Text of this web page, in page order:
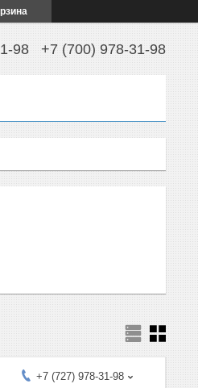
98 +7 (700) 978-31-98
+7 (727) 978-31-98